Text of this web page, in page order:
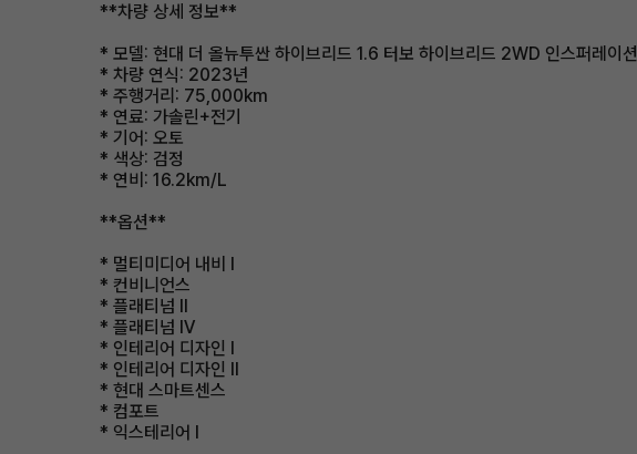
**차량 상세 정보**
* 모델: 현대 더 올뉴투싼 하이브리드 1.6 터보 하이브리드 2WD 인스퍼레이션
* 차량 연식: 2023년
* 주행거리: 75,000km
* 연료: 가솔린+전기
* 기어: 오토
* 색상: 검정
* 연비: 16.2km/L
**옵션**
* 멀티미디어 내비 Ⅰ
* 컨비니언스
* 플래티넘 Ⅱ
* 플래티넘 Ⅳ
* 인테리어 디자인 Ⅰ
* 인테리어 디자인 Ⅱ
* 현대 스마트센스
* 컴포트
* 익스테리어 Ⅰ